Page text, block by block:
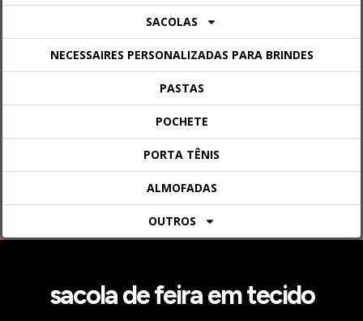
SACOLAS
NECESSAIRES PERSONALIZADAS PARA BRINDES
PASTAS
POCHETE
PORTA TÊNIS
ALMOFADAS
OUTROS
sacola de feira em tecido